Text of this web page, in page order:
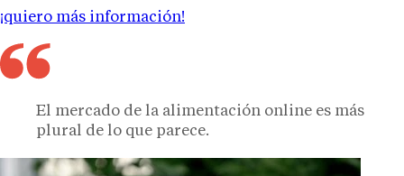
¡quiero más información!
El mercado de la alimentación online es más
plural de lo que parece.